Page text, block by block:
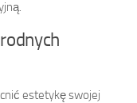
estetykę swojej